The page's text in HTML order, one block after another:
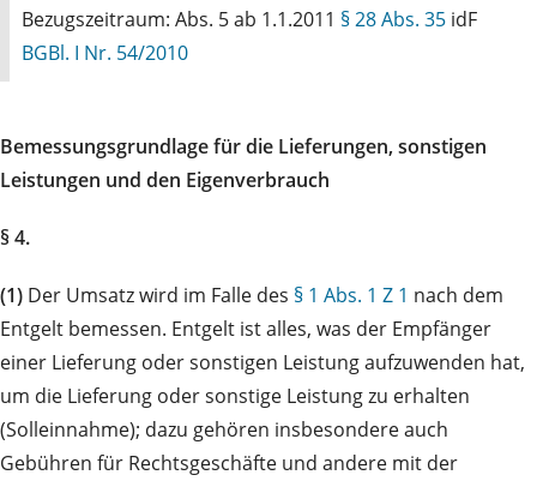
Bezugszeitraum: Abs. 5 ab 1.1.2011 § 28 Abs. 35 idF
BGBl. I Nr. 54/2010
Bemessungsgrundlage für die Lieferungen, sonstigen
Leistungen und den Eigenverbrauch
§ 4.
(1) Der Umsatz wird im Falle des § 1 Abs. 1 Z 1 nach dem
Entgelt bemessen. Entgelt ist alles, was der Empfänger
einer Lieferung oder sonstigen Leistung aufzuwenden hat,
um die Lieferung oder sonstige Leistung zu erhalten
(Solleinnahme); dazu gehören insbesondere auch
Gebühren für Rechtsgeschäfte und andere mit der